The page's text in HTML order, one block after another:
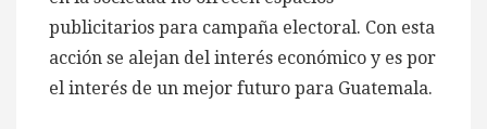
publicitarios para campaña electoral. Con esta
acción se alejan del interés económico y es por
el interés de un mejor futuro para Guatemala.